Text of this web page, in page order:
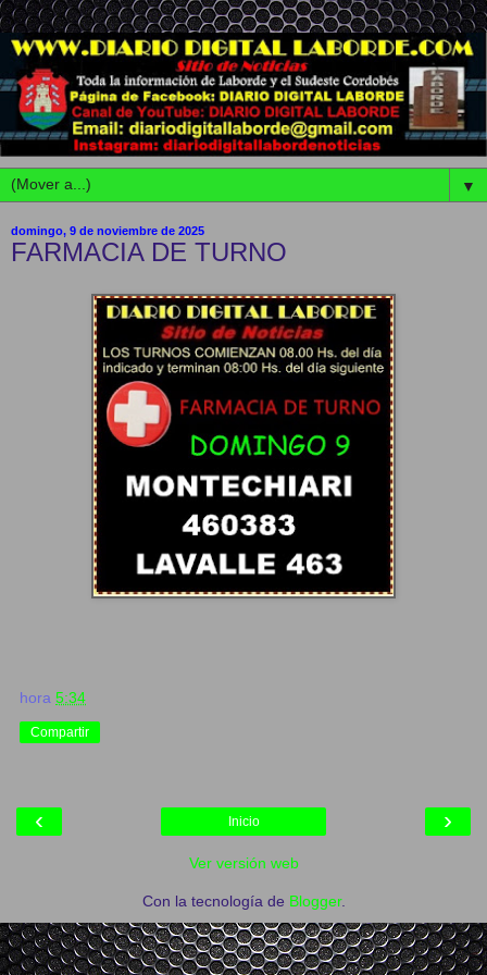
▼
domingo, 9 de noviembre de 2025
FARMACIA DE TURNO
hora 5:34
Compartir
‹ ›
Inicio
Ver versión web
Con la tecnología de Blogger.